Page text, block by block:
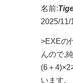
名前:
2025/11/
>EXEの
んので,
(6＋4)×2
います.